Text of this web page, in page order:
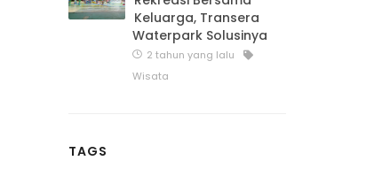
Keluarga, Transera
Waterpark Solusinya
2 tahun yang lalu
Wisata
TAGS